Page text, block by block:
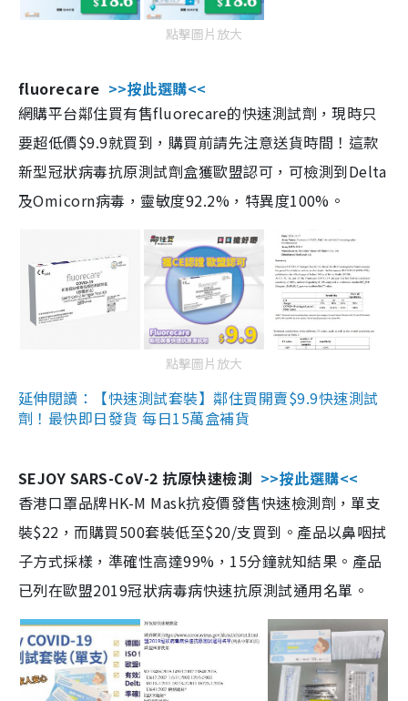
點擊圖片放大
fluorecare >>按此選購<<
網購平台鄰住買有售fluorecare的快速測試劑，現時只
要超低價$9.9就買到，購買前請先注意送貨時間！這款
新型冠狀病毒抗原測試劑盒獲歐盟認可，可檢測到Delta
及Omicorn病毒，靈敏度92.2%，特異度100%。
點擊圖片放大
延伸閱讀：【快速測試套裝】鄰住買開賣$9.9快速測試
劑！最快即日發貨 每日15萬盒補貨
SEJOY SARS-CoV-2 抗原快速檢測 >>按此選購<<
香港口罩品牌HK-M Mask抗疫價發售快速檢測劑，單支
裝$22，而購買500套裝低至$20/支買到。產品以鼻咽拭
子方式採樣，準確性高達99%，15分鐘就知結果。產品
已列在歐盟2019冠狀病毒病快速抗原測試通用名單。